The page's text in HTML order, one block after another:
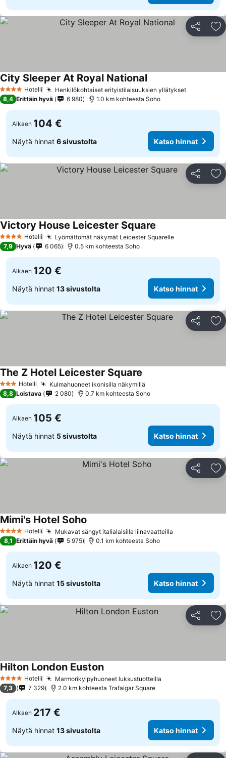
Jaa
4 Tähtiluokitus
Hotelli Henkilökohtaiset erityistilaisuuksien yllätykset
City Sleeper At Royal National
8,4 Erittäin hyvä 6 980 1.0 km kohteesta Soho
Alkaen 104 €
Näytä hinnat 6 sivustolta Katso hinnat
Jaa
4 Tähtiluokitus
Hotelli Lyömättömät näkymät Leicester Squarelle
Victory House Leicester Square
7,9 Hyvä 6 065 0.5 km kohteesta Soho
Alkaen 120 €
Näytä hinnat 13 sivustolta Katso hinnat
Jaa
3 Tähtiluokitus
Hotelli Kulmahuoneet ikonisilla näkymillä
The Z Hotel Leicester Square
8,8 Loistava 2 080 0.7 km kohteesta Soho
Alkaen 105 €
Näytä hinnat 5 sivustolta Katso hinnat
Jaa
4 Tähtiluokitus
Hotelli Mukavat sängyt italialaisilla liinavaatteilla
Mimi's Hotel Soho
8,1 Erittäin hyvä 5 975 0.1 km kohteesta Soho
Alkaen 120 €
Näytä hinnat 15 sivustolta Katso hinnat
Jaa
4 Tähtiluokitus
Hotelli Marmorikylpyhuoneet luksustuotteilla
Hilton London Euston
7,3 7 329 2.0 km kohteesta Trafalgar Square
Alkaen 217 €
Näytä hinnat 13 sivustolta Katso hinnat